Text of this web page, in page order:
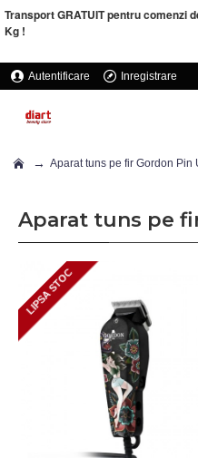
Transport GRATUIT pentru comenzi
Kg !
Autentificare Inregistrare
Aparat tuns pe fir Gordon Pin
Aparat tuns pe
LIPSA STOC
LIPSA STOC